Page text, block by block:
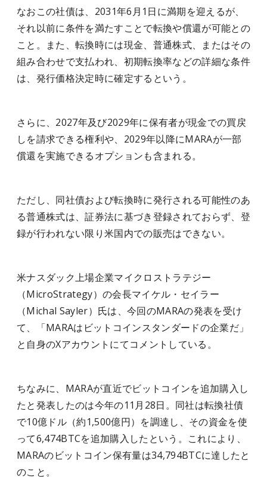
なおこの社債は、2031年6月1日に満期を迎えるが、
それ以前に条件を満たすことで転換や償還が可能との
こと。また、転換時には現金、普通株式、またはその
組み合わせで支払われ、初期転換率などの詳細な条件
は、発行価格決定時に確定するという。
さらに、2027年及び2029年に保有者が現金での買戻
しを請求できる権利や、2029年以降にMARAが一部
償還を実施できるオプションも含まれる。
ただし、同社債および転換時に発行される可能性のあ
る普通株式は、証券法に基づき登録されておらず、登
録が行われない限り米国内での販売はできない。
米ナスダック上場企業マイクロストラテジー
（MicroStrategy）の会長マイケル・セイラー
（Michal Sayler）氏は、今回のMARAの発表を受け
て、「MARAはビットコインスタンダードの企業だ」
と自身のXアカウントにてコメントしている。
ちなみに、MARAが直近でビットコインを追加購入し
たと発表したのは今年の11月28日。同社は転換社債
で10億ドル（約1,500億円）を調達し、その資金を使
って6,474BTCを追加購入したという。これにより、
MARAのビットコイン保有量は34,794BTCに達したと
のこと。